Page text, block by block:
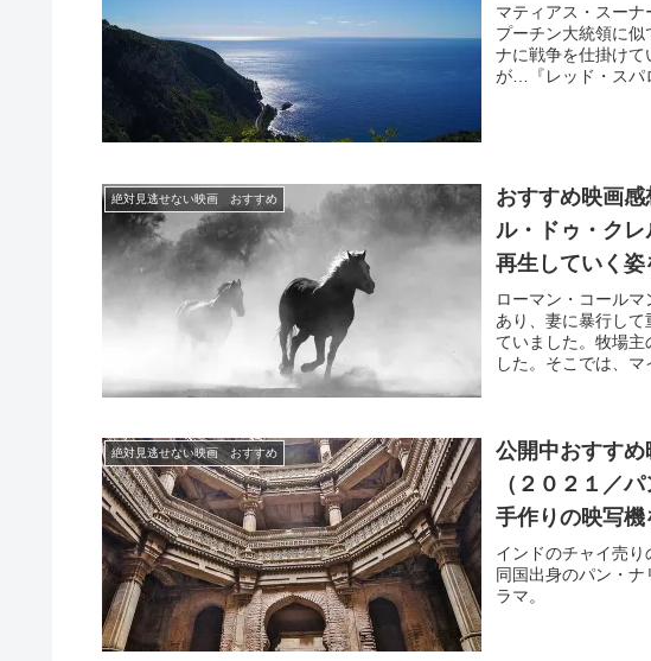
マティアス・スー
プーチン大統領に
ナに戦争を仕掛け
が…『レッド・スパ
演作を見て、存在
きました(本当はレ
します。まだ御覧で
ださい。
絶対見逃せない映画 おすすめ
おすすめ映画
ル・ドゥ・ク
再生していく
ローマン・コール
あり、妻に暴行し
ていました。牧場
した。そこでは、
絶対見逃せない映画 おすすめ
公開中おすすめ
（２０２１／
手作りの映写機
インドのチャイ売り
同国出身のパン・
ラマ。